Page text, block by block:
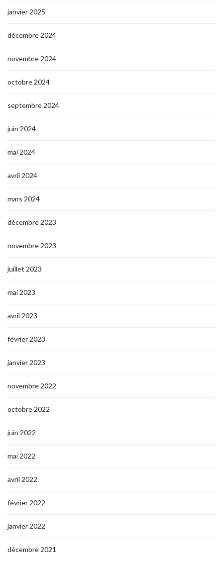
janvier 2025
décembre 2024
novembre 2024
octobre 2024
septembre 2024
juin 2024
mai 2024
avril 2024
mars 2024
décembre 2023
novembre 2023
juillet 2023
mai 2023
avril 2023
février 2023
janvier 2023
novembre 2022
octobre 2022
juin 2022
mai 2022
avril 2022
février 2022
janvier 2022
décembre 2021